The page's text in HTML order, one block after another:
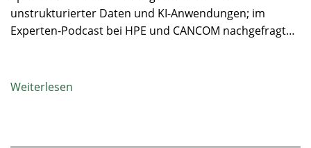
unstrukturierter Daten und KI-Anwendungen; im
Experten-Podcast bei HPE und CANCOM nachgefragt…
Weiterlesen